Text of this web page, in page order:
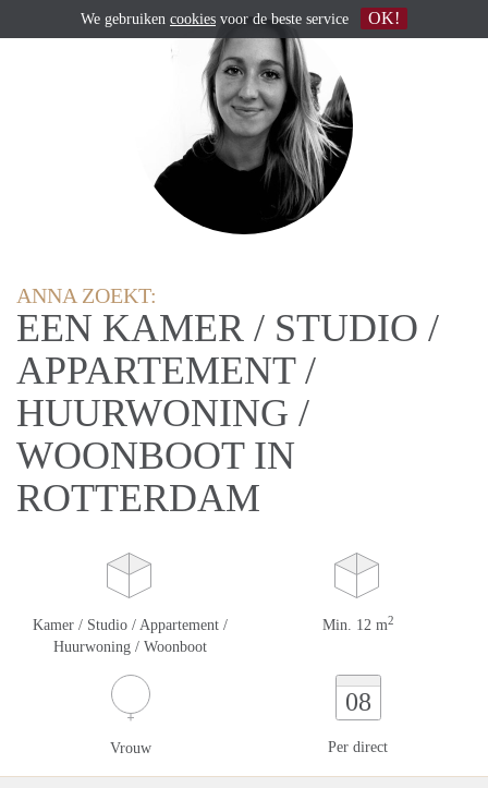
ANNA ZOEKT:
EEN KAMER / STUDIO /
APPARTEMENT /
HUURWONING /
WOONBOOT IN
ROTTERDAM
Kamer / Studio / Appartement /
Huurwoning / Woonboot
Min. 12 m2
Vrouw
08
Per direct
We gebruiken cookies voor de beste service OK!